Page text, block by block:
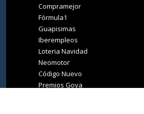
Compramejor
Fórmula1
Guapisimas
Iberempleos
Loteria Navidad
Neomotor
Código Nuevo
Premios Goya